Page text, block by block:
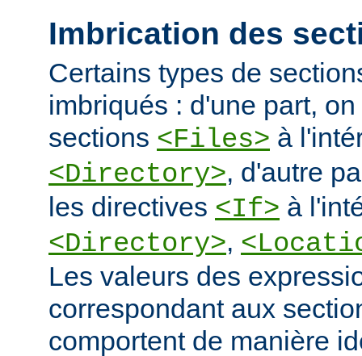
Imbrication des
Certains types de
imbriqués : d'une part,
sections <Files> à
<Directory>, d'autre
les directives <If> à
<Directory>,
Les valeurs des
correspondant aux
comportent de manière